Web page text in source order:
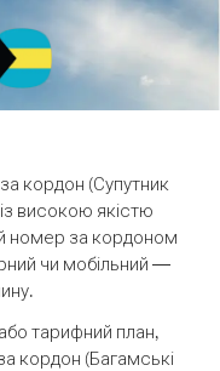
кордон (Супутник
високою якістю
номер за кордоном
чи мобільний —
тарифний план,
кордон (Багамські